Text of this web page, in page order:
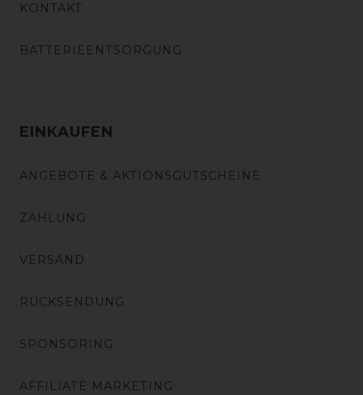
KONTAKT
BATTERIEENTSORGUNG
EINKAUFEN
ANGEBOTE & AKTIONSGUTSCHEINE
ZAHLUNG
VERSAND
RÜCKSENDUNG
SPONSORING
AFFILIATE MARKETING